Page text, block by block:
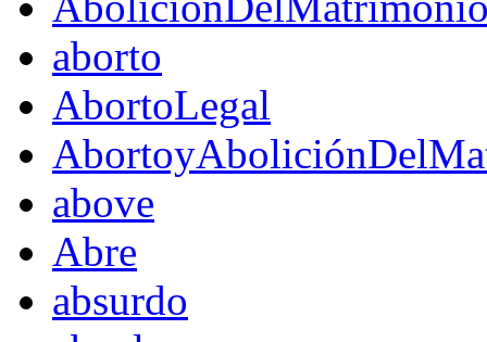
aborto
AbortoLegal
above
Abre
absurdo